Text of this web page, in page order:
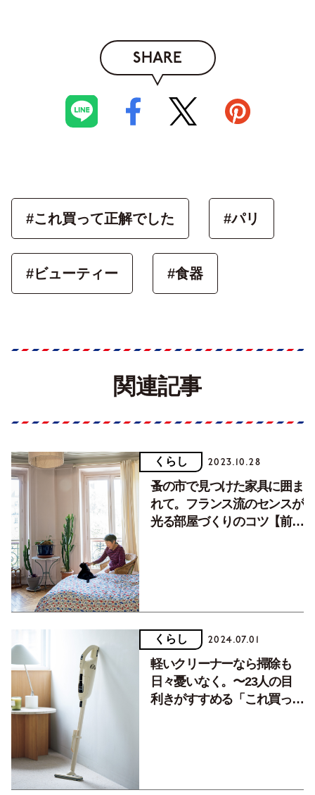
SHARE
#これ買って正解でした #パリ
#ビューティー #食器
関連記事
くらし 2023.10.28
蚤の市で見つけた家具に囲ま
れて。フランス流のセンスが
光る部屋づくりのコツ【前
くらし 2024.07.01
軽いクリーナーなら掃除も
日々憂いなく。〜23人の目
利きがすすめる「これ買って